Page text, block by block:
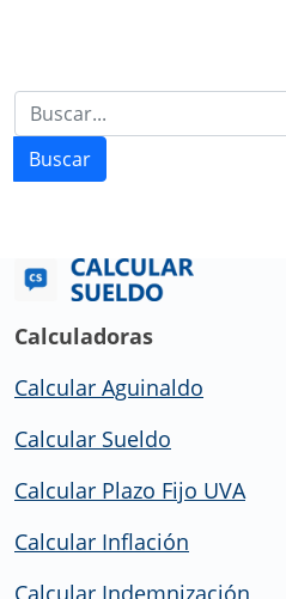
Buscar
Calculadoras
Calcular Aguinaldo
Calcular Sueldo
Calcular Plazo Fijo UVA
Calcular Inflación
Calcular Indemnización